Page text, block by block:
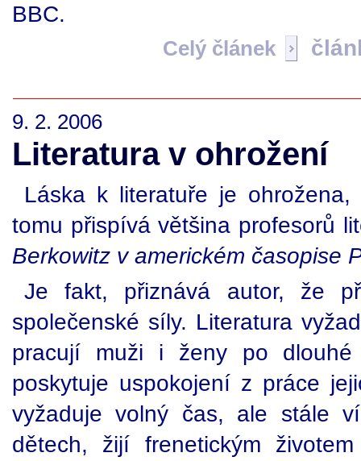
BBC.
Celý článek
9. 2. 2006
Literatura v ohrožení
Láska k literatuře je
tomu přispívá většina profesorů
Berkowitz v americkém časopise
Je fakt, přiznává autor, že
společenské síly. Literatura
pracují muži i ženy po
poskytuje uspokojení z práce
vyžaduje volný čas, ale stále
dětech, žijí frenetickým